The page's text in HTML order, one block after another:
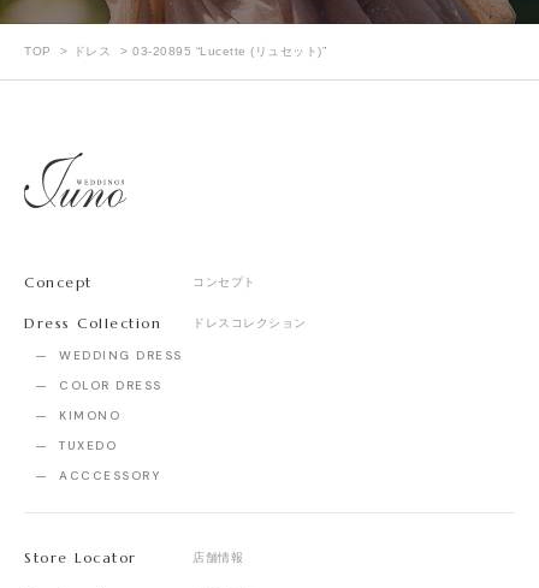
TOP ドレス 03-20895 “Lucette (リュセット)”
Concept コンセプト
Dress Collection ドレスコレクション
WEDDING DRESS
COLOR DRESS
KIMONO
TUXEDO
ACCCESSORY
Store Locator 店舗情報